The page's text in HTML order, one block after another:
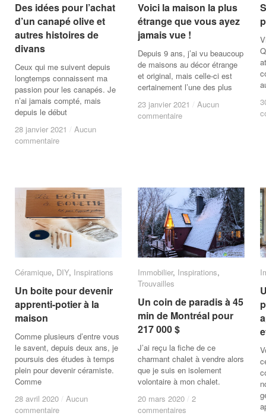
Des idées pour l’achat
d’un canapé olive et
autres histoires de
divans
Ceux qui me suivent depuis
longtemps connaissent ma
passion pour les canapés. Je
n’ai jamais compté, mais
depuis le début
28 janvier 2021 / Aucun
commentaire
Des idées pour l’achat
d’un canapé olive et
autres histoires de
divans
28 janvier 2021 / Aucun
commentaire
Voici la maison la plus
étrange que vous ayez
jamais vue !
Depuis 9 ans, j’ai vu beaucoup
de maisons au décor étrange
et original, mais celle-ci est
certainement l’une des plus
23 janvier 2021 / Aucun
commentaire
Voici la maison la plus
étrange que vous ayez
jamais vue !
23 janvier 2021 / Aucun
commentaire
Céramique, DIY, Inspirations
Un boite pour devenir
apprenti-potier à la
maison
Comme plusieurs d’entre vous
le savent, depuis deux ans, je
poursuis des études à temps
plein pour devenir céramiste.
Comme
28 avril 2020 / Aucun
commentaire
Céramique DIY Inspirations
Un boite pour devenir
apprenti-potier à la
maison
28 avril 2020 / Aucun
commentaire
Immobilier, Inspirations,
Trouvailles
Un coin de paradis à 45
min de Montréal pour
217 000 $
J’ai reçu la fiche de ce
charmant chalet à vendre alors
que je suis en isolement
volontaire à mon chalet.
20 mars 2020 / 2
commentaires
Immobilier Inspirations
Trouvailles
Un coin de paradis à 45
min de Montréal pour
217 000 $
20 mars 2020 / 2
commentaires